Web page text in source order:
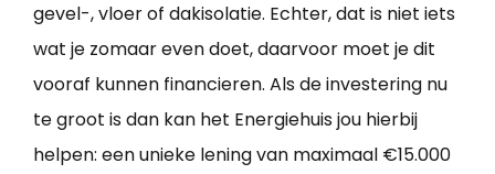
gevel-, vloer of dakisolatie. Echter, dat is niet iets
wat je zomaar even doet, daarvoor moet je dit
vooraf kunnen financieren. Als de investering nu
te groot is dan kan het Energiehuis jou hierbij
helpen: een unieke lening van maximaal €15.000